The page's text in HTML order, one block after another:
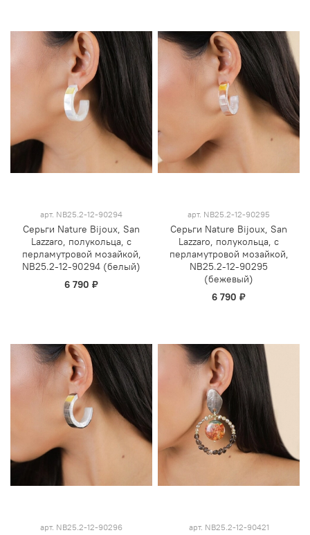
арт. NB25.2-12-90294
Серьги Nature Bijoux, San
Lazzaro, полукольца, с
перламутровой мозайкой,
NB25.2-12-90294 (белый)
6 790 ₽
арт. NB25.2-12-90295
Серьги Nature Bijoux, San
Lazzaro, полукольца, с
перламутровой мозайкой,
NB25.2-12-90295
(бежевый)
6 790 ₽
арт. NB25.2-12-90296 арт. NB25.2-12-90421